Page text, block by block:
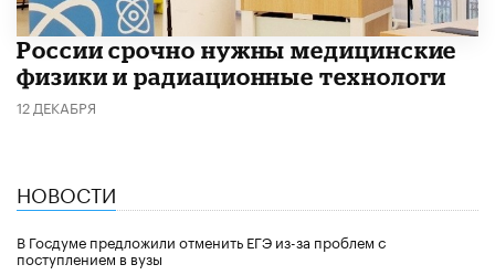
России срочно нужны медицинские
физики и радиационные технологи
12 ДЕКАБРЯ
НОВОСТИ
В Госдуме предложили отменить ЕГЭ из-за проблем с
поступлением в вузы